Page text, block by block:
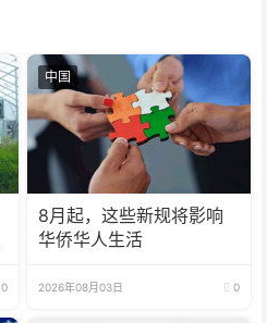
0
中国
8月起，这些新规将影响
华侨华人生活
2026年08月03日 0